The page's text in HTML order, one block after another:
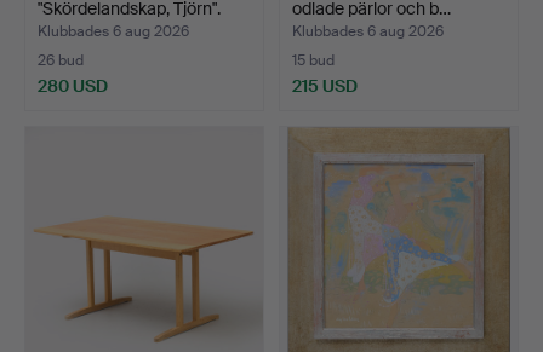
"Skördelandskap, Tjörn".
Klubbades 6 aug 2026
26 bud
280 USD
odlade pärlor och b…
Klubbades 6 aug 2026
15 bud
215 USD